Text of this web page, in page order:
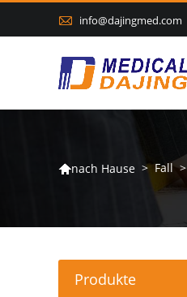
 info@dajingmed.com
nach Hause > Fall >
Produkte